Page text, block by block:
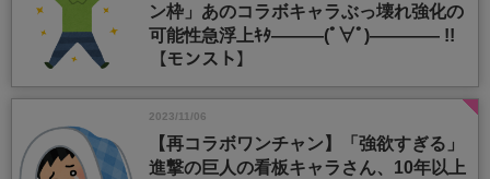
ン枠」あのコラボキャラぶっ壊れ強化の
可能性急浮上ｷﾀ―――(ﾟ∀ﾟ)―――― !!
【モンスト】
2023/11/06
【再コラボワンチャン】「強欲すぎる」
進撃の巨人の看板キャラさん、10年以上